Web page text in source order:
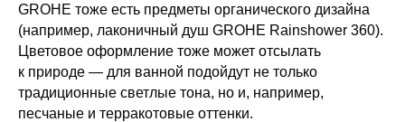
GROHE тоже есть предметы органического дизайна
(например, лаконичный душ GROHE Rainshower 360).
Цветовое оформление тоже может отсылать
к природе — для ванной подойдут не только
традиционные светлые тона, но и, например,
песчаные и терракотовые оттенки.